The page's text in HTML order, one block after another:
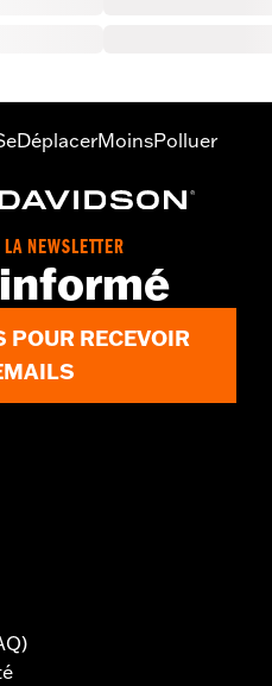
NEWSLETTER
POUR RECEVOIR